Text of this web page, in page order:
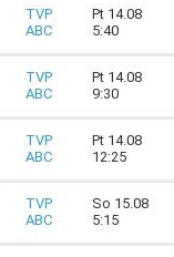
TVP
ABC
Pt 14.08
5:40
TVP
ABC
Pt 14.08
9:30
TVP
ABC
Pt 14.08
12:25
TVP
ABC
So 15.08
5:15